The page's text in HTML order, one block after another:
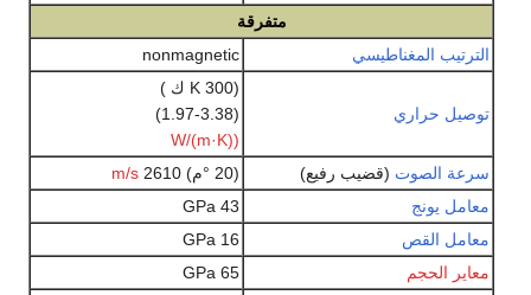
متفرقة
الترتيب المغناطيسي
nonmagnetic
توصيل حراري
(300 K ك )
(1.97-3.38)
(W/(m·K)
سرعة الصوت (قضيب رفيع) (20 °م) 2610
m/s
معامل يونج
43 GPa
معامل القص
16 GPa
معاير الحجم
65 GPa